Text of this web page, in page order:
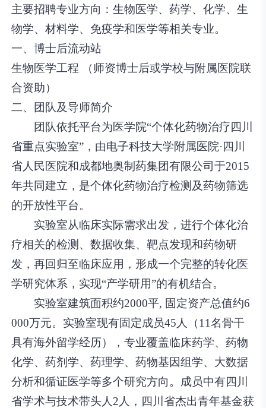
主要招聘专业方向：生物医学、药学、化学、生
物学、材料学、免疫学和医学等相关专业。
一、博士后流动站
生物医学工程 （师资博士后或学校与附属医院联
合资助）
二、团队及导师简介
团队依托平台为医学院“个体化药物治疗四川
省重点实验室”，由电子科技大学附属医院·四川
省人民医院和成都地奥制药集团有限公司于2015
年共同建立，是个体化药物治疗检测及药物筛选
的开放性平台。
实验室从临床实际需求出发，进行个体化治
疗相关的检测、数据收集、靶点发现和药物研
发，再回归至临床应用，形成一个完整的转化医
学研究体系，实现“产学研用”的有机结合。
实验室建筑面积约2000平, 固定资产总值约6
000万元。实验室现有固定成员45人（11名骨干
具有海外留学经历），专业覆盖临床药学、药物
化学、药剂学、药理学、药物基因组学、大数据
分析和循证医学等多个研究方向。成员中有四川
省学术与技术带头人2人，四川省杰出青年基金获